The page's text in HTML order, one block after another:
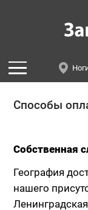
Способы
Собственная
География
нашего